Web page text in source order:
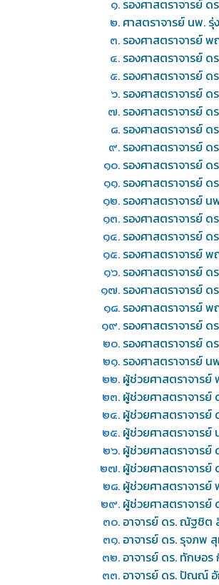
รองศาสตราจารย์
ศาสตราจารย์ นพ.
รองศาสตราจารย์
รองศาสตราจารย์ ด
รองศาสตราจารย์
รองศาสตราจารย์
รองศาสตราจารย์
รองศาสตราจารย์
รองศาสตราจารย์
รองศาสตราจารย์
รองศาสตราจารย์
รองศาสตราจารย์
รองศาสตราจารย์
รองศาสตราจารย์
รองศาสตราจารย์
รองศาสตราจารย์ ด
รองศาสตราจารย์ ด
รองศาสตราจารย์
รองศาสตราจารย์
รองศาสตราจารย์
รองศาสตราจารย์
ผู้ช่วยศาสตราจา
ผู้ช่วยศาสตราจารย์
ผู้ช่วยศาสตราจารย์
ผู้ช่วยศาสตราจารย์
ผู้ช่วยศาสตราจารย์
ผู้ช่วยศาสตราจาร
ผู้ช่วยศาสตราจาร
ผู้ช่วยศาสตราจารย์
อาจารย์ ดร. ณัฐชิต
อาจารย์ ดร. รุจภพ
อาจารย์ ดร. ทักษอ
อาจารย์ ดร. ปัณณ์